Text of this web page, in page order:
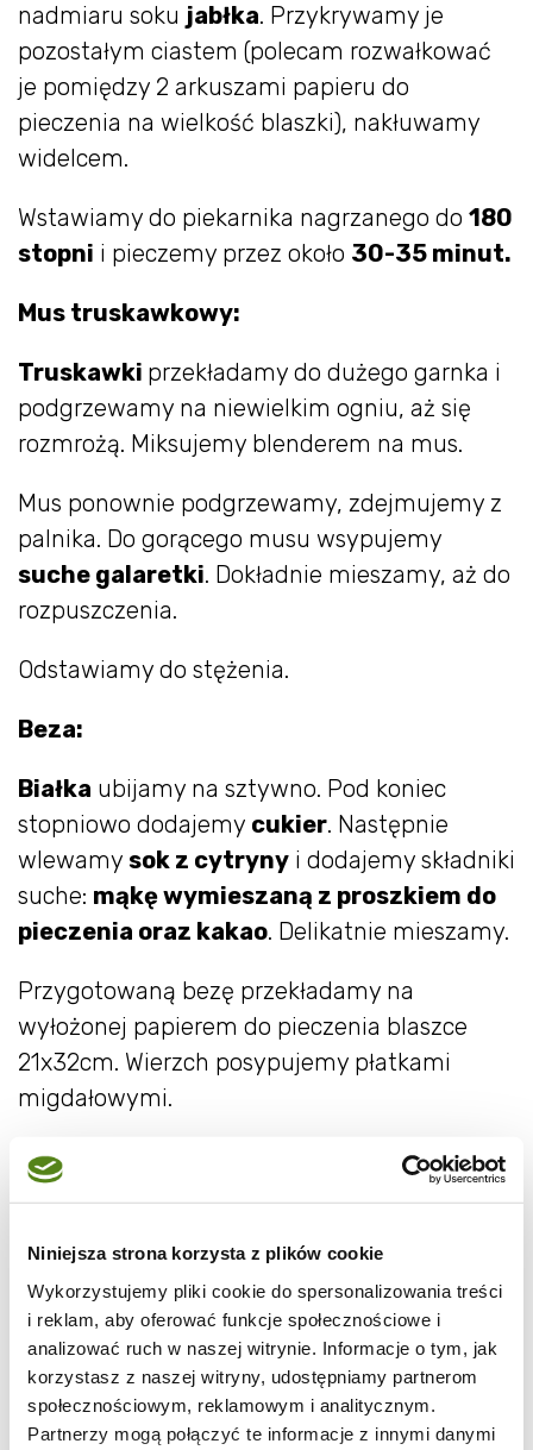
Niniejsza strona korzysta z plików cookie
Wykorzystujemy pliki cookie do spersonalizowania treści
i reklam, aby oferować funkcje społecznościowe i
analizować ruch w naszej witrynie. Informacje o tym, jak
korzystasz z naszej witryny, udostępniamy partnerom
społecznościowym, reklamowym i analitycznym.
Partnerzy mogą połączyć te informacje z innymi danymi
nadmiaru soku jabłka. Przykrywamy je
pozostałym ciastem (polecam rozwałkować
je pomiędzy 2 arkuszami papieru do
pieczenia na wielkość blaszki), nakłuwamy
widelcem.
Wstawiamy do piekarnika nagrzanego do 180
stopni i pieczemy przez około 30-35 minut.
Mus truskawkowy:
Truskawki przekładamy do dużego garnka i
podgrzewamy na niewielkim ogniu, aż się
rozmrożą. Miksujemy blenderem na mus.
Mus ponownie podgrzewamy, zdejmujemy z
palnika. Do gorącego musu wsypujemy
suche galaretki. Dokładnie mieszamy, aż do
rozpuszczenia.
Odstawiamy do stężenia.
Beza:
Białka ubijamy na sztywno. Pod koniec
stopniowo dodajemy cukier. Następnie
wlewamy sok z cytryny i dodajemy składniki
suche: mąkę wymieszaną z proszkiem do
pieczenia oraz kakao. Delikatnie mieszamy.
Przygotowaną bezę przekładamy na
wyłożonej papierem do pieczenia blaszce
21x32cm. Wierzch posypujemy płatkami
migdałowymi.
Wstawiamy do piekarnika nagrzanego do170
stopni
Masa śmietanowa:
Masę warto zacząć robić, gdy masa
truskawkowa zaczyna już delikatnie tężeć ,nie
wcześniej.
Żelatynęrozrabiamy w 12-13 łyżeczkach